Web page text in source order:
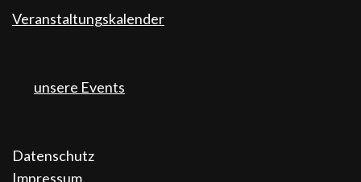
Veranstaltungskalender
unsere Events
Datenschutz
Impressum